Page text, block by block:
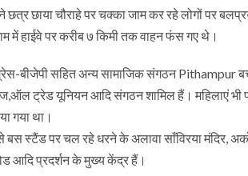
छाया चौराहे पर चक्का जाम कर रहे लोगों पर
में हाईवे पर करीब ७ किमी तक वाहन फंस गए थे।
बीजेपी सहित अन्य सामाजिक संगठन Pithampur
ट्रेड यूनियन आदि संगठन शामिल हैं। महिलाएं भी
गया था।
स्टैंड पर चल रहे धरने के अलावा साँविरया मंदिर,
आदि प्रदर्शन के मुख्य केंद्र हैं।